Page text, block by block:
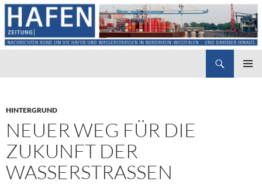
HINTERGRUND
NEUER WEG FÜR DIE
ZUKUNFT DER
WASSERSTRASSEN